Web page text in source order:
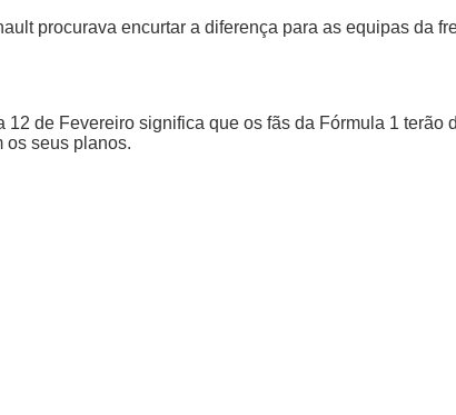
procurava encurtar a diferença para as equipas da
de Fevereiro significa que os fãs da Fórmula 1
os seus planos.